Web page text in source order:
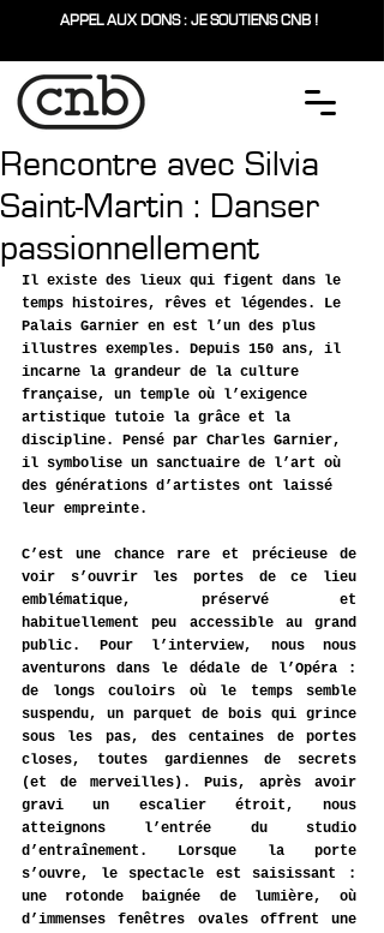
APPEL AUX DONS : JE SOUTIENS CNB !
Rencontre avec Silvia
Saint-Martin : Danser
passionnellement
Il existe des lieux qui figent dans le
temps histoires, rêves et légendes. Le
Palais Garnier en est l’un des plus
illustres exemples. Depuis 150 ans, il
incarne la grandeur de la culture
française, un temple où l’exigence
artistique tutoie la grâce et la
discipline. Pensé par Charles Garnier,
il symbolise un sanctuaire de l’art où
des générations d’artistes ont laissé
leur empreinte.
C’est une chance rare et précieuse de
voir s’ouvrir les portes de ce lieu
emblématique, préservé et
habituellement peu accessible au grand
public. Pour l’interview, nous nous
aventurons dans le dédale de l’Opéra :
de longs couloirs où le temps semble
suspendu, un parquet de bois qui grince
sous les pas, des centaines de portes
closes, toutes gardiennes de secrets
(et de merveilles). Puis, après avoir
gravi un escalier étroit, nous
atteignons l’entrée du studio
d’entraînement. Lorsque la porte
s’ouvre, le spectacle est saisissant :
une rotonde baignée de lumière, où
d’immenses fenêtres ovales offrent une